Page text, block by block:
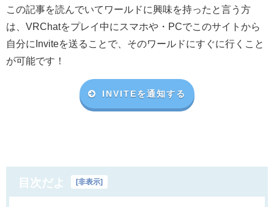
この記事を読んでいてワールドに興味を持ったと言う方
は、VRChatをプレイ中にスマホや・ PCでこのサイトから
自分に Inviteを送ることで、そのワールドにすぐに行くこと
が可能です！
INVITEを通知する
目次だよ 非表示